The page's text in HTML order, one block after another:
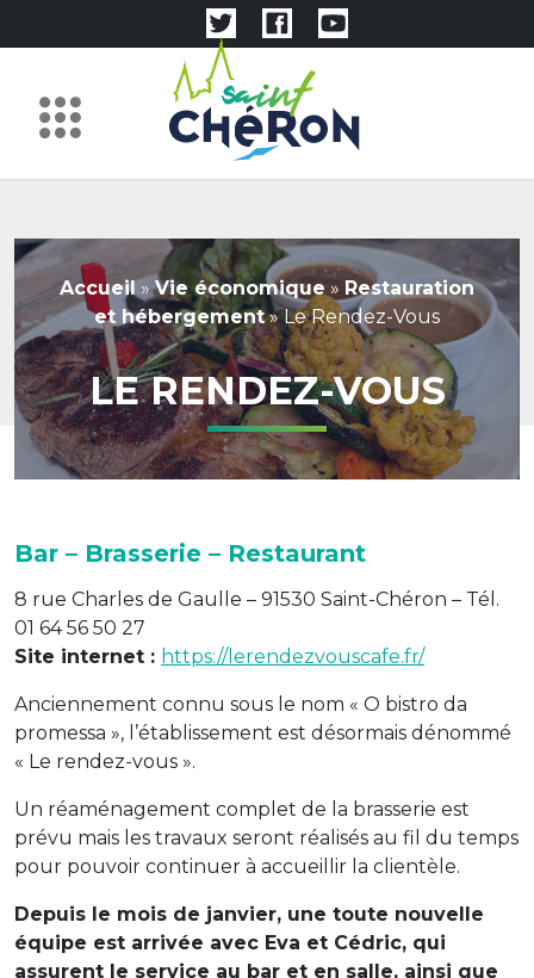
Accueil»Vie économique » Restauration
et hébergement»Le Rendez-Vous
LE RENDEZ-VOUS
Bar – Brasserie – Restaurant
8 rue Charles de Gaulle – 91530 Saint-Chéron – Tél.
01 64 56 50 27
Site internet : https://lerendezvouscafe.fr/
Anciennement connu sous le nom « O bistro da
promessa », l’établissement est désormais dénommé
« Le rendez-vous ».
Un réaménagement complet de la brasserie est
prévu mais les travaux seront réalisés au fil du temps
pour pouvoir continuer à accueillir la clientèle.
Depuis le mois de janvier, une toute nouvelle
équipe est arrivée avec Eva et Cédric, qui
assurent le service au bar et en salle, ainsi que